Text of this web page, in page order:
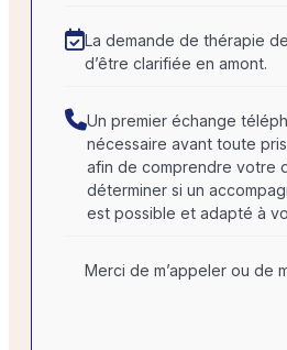
La demande de thérapie
d’être clarifiée en amont.
Un premier échange
nécessaire avant toute
afin de comprendre votre
déterminer si un
est possible et adapté à
Merci de m’appeler ou de